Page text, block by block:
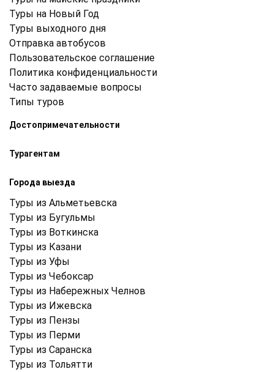
Туры на Новый Год
Туры выходного дня
Отправка автобусов
Пользовательское соглашение
Политика конфиденциальности
Часто задаваемые вопросы
Типы туров
Достопримечательности
Турагентам
Города выезда
Туры из Альметьевска
Туры из Бугульмы
Туры из Воткинска
Туры из Казани
Туры из Уфы
Туры из Чебоксар
Туры из Набережных Челнов
Туры из Ижевска
Туры из Пензы
Туры из Перми
Туры из Саранска
Туры из Тольятти